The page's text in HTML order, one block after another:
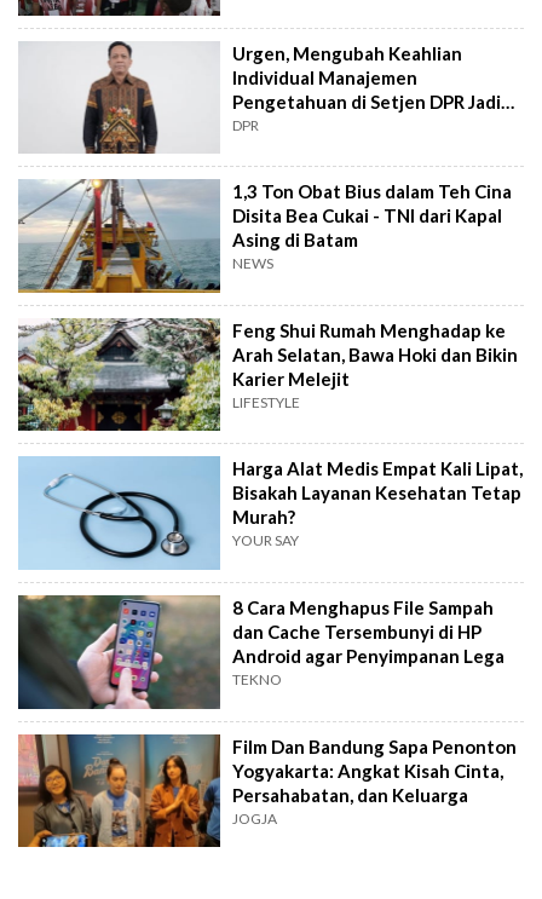
Urgen, Mengubah Keahlian
Individual Manajemen
Pengetahuan di Setjen DPR Jadi
Kekuatan Institusional
DPR
1,3 Ton Obat Bius dalam Teh Cina
Disita Bea Cukai - TNI dari Kapal
Asing di Batam
NEWS
Feng Shui Rumah Menghadap ke
Arah Selatan, Bawa Hoki dan Bikin
Karier Melejit
LIFESTYLE
Harga Alat Medis Empat Kali Lipat,
Bisakah Layanan Kesehatan Tetap
Murah?
YOUR SAY
8 Cara Menghapus File Sampah
dan Cache Tersembunyi di HP
Android agar Penyimpanan Lega
TEKNO
Film Dan Bandung Sapa Penonton
Yogyakarta: Angkat Kisah Cinta,
Persahabatan, dan Keluarga
JOGJA